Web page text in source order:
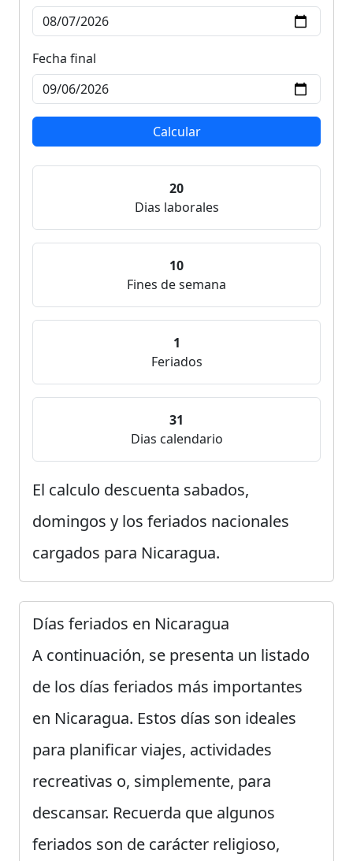
Fecha final
Calcular
20
Dias laborales
10
Fines de semana
1
Feriados
31
Dias calendario
El calculo descuenta sabados,
domingos y los feriados nacionales
cargados para Nicaragua.
Días feriados en Nicaragua
A continuación, se presenta un listado
de los días feriados más importantes
en Nicaragua. Estos días son ideales
para planificar viajes, actividades
recreativas o, simplemente, para
descansar. Recuerda que algunos
feriados son de carácter religioso,